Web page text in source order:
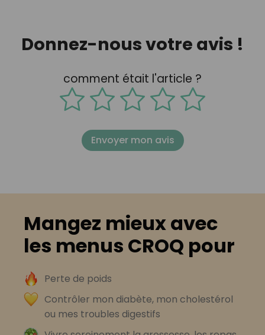
Donnez-nous votre avis !
comment était l'article ?
Envoyer mon avis
Mangez mieux avec
les menus CROQ pour
Perte de poids
Contrôler mon diabète, mon cholestérol
ou mes troubles digestifs